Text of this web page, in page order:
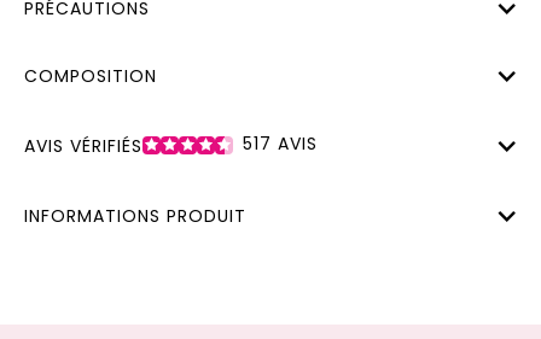
PRÉCAUTIONS
COMPOSITION
AVIS VÉRIFIÉS 517 AVIS
INFORMATIONS PRODUIT